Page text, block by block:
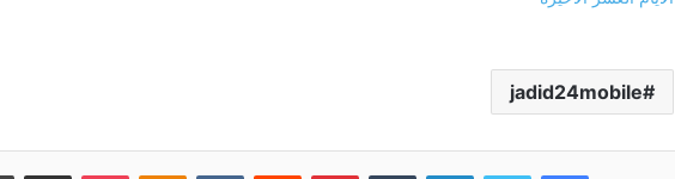
jadid24mobile
فيسبوك تويتر لينكدإن بينتيريست Odnoklassniki
بوكيت مشاركة عبر